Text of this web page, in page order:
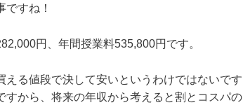
すね！
円、年間授業料535,800円です。
る値段で決して安いというわけではないです
から、将来の年収から考えると割とコスパの